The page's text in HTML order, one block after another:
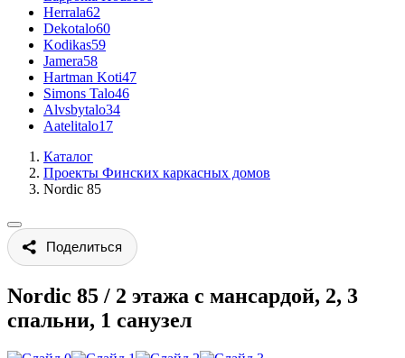
Herrala62
Dekotalo60
Kodikas59
Jamera58
Hartman Koti47
Simons Talo46
Alvsbytalo34
Aatelitalo17
Каталог
Проекты Финских каркасных домов
Nordic 85
Поделиться
Nordic 85 / 2 этажа с мансардой, 2, 3
спальни, 1 санузел